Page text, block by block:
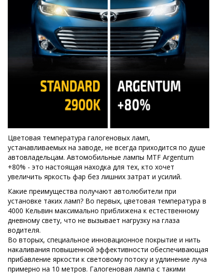
Цветовая температура галогеновых ламп,
устанавливаемых на заводе, не всегда приходится по душе
автовладельцам. Автомобильные лампы MTF Argentum
+80% - это настоящая находка для тех, кто хочет
увеличить яркость фар без лишних затрат и усилий.
Какие преимущества получают автолюбители при
установке таких ламп? Во первых, цветовая температура в
4000 Кельвин максимально приближена к естественному
дневному свету, что не вызывает нагрузку на глаза
водителя.
Во вторых, специальное инновационное покрытие и нить
накаливания повышенной эффективности обеспечивающая
прибавление яркости к световому потоку и удлинение луча
примерно на 10 метров. Галогеновая лампа с такими